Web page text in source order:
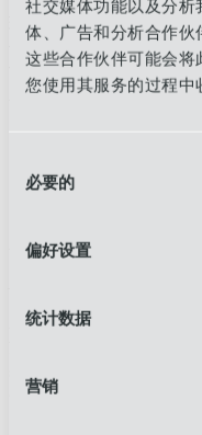
社交媒体功能以及分析
体、广告和分析合作伙
这些合作伙伴可能会将
您使用其服务的过程中
必要的
偏好设置
统计数据
营销
班、珀斯、奥克兰和新
代理、报关、3PL 仓储
设施和管理不同供应链
定制的解决方案，以提
About Airmark
Airmark 海空物流公司
案。Airmark 以其亲力
名，为各种规模的企业